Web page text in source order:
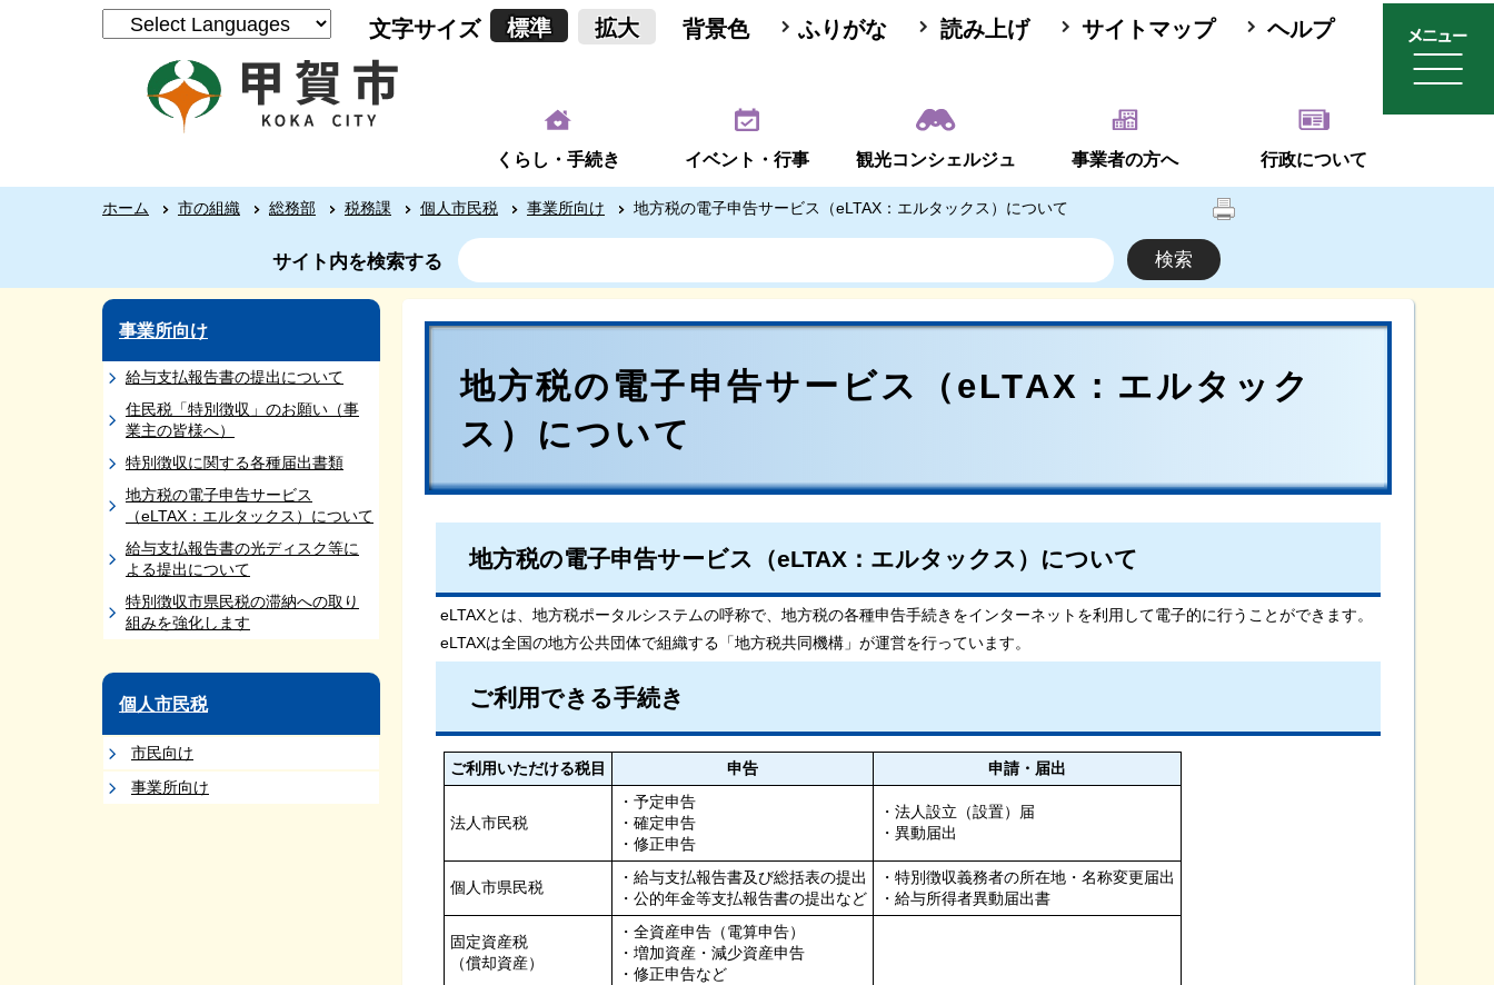
文字サイズ 標準 拡大 背景色 ふりがな 読み上げ サイトマップ ヘルプ
くらし・手続き イベント・行事 観光コンシェルジュ 事業者の方へ 行政について
ホーム 市の組織 総務部 税務課 個人市民税 事業所向け 地方税の電子申告サービス（eLTAX：エルタックス）について
サイト内を検索する
事業所向け
給与支払報告書の提出について
住民税「特別徴収」のお願い（事
業主の皆様へ）
特別徴収に関する各種届出書類
地方税の電子申告サービス
（eLTAX：エルタックス）について
給与支払報告書の光ディスク等に
よる提出について
特別徴収市県民税の滞納への取り
組みを強化します
個人市民税
市民向け
事業所向け
地方税の電子申告サービス（eLTAX：エルタック
ス）について
地方税の電子申告サービス（eLTAX：エルタックス）について
eLTAXとは、地方税ポータルシステムの呼称で、地方税の各種申告手続きをインターネットを利用して電子的に行うことができます。
eLTAXは全国の地方公共団体で組織する「地方税共同機構」が運営を行っています。
ご利用できる手続き
ご利用いただける税目 申告 申請・届出
法人市民税
・予定申告
・確定申告
・修正申告
・法人設立（設置）届
・異動届出
個人市県民税
・給与支払報告書及び総括表の提出
・公的年金等支払報告書の提出など
・特別徴収義務者の所在地・名称変更届出
・給与所得者異動届出書
固定資産税
（償却資産）
・全資産申告（電算申告）
・増加資産・減少資産申告
・修正申告など